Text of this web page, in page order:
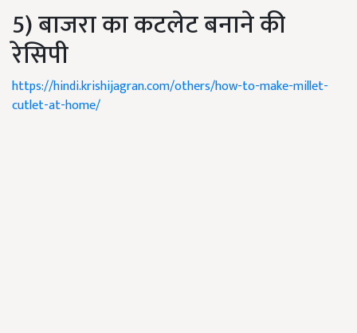
5)बाजरा का कटलेट बनाने की
रेसिपी
https://hindi.krishijagran.com/others/how-to-make-millet-
cutlet-at-home/